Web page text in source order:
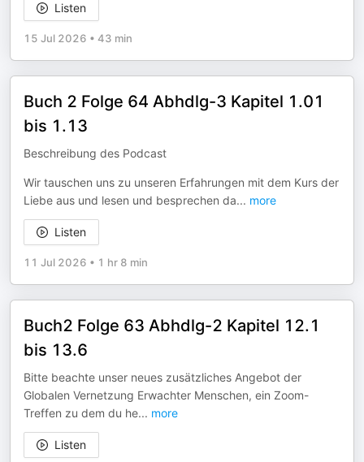
Listen
15 Jul 2026 • 43 min
Buch 2 Folge 64 Abhdlg-3 Kapitel 1.01
bis 1.13
Beschreibung des Podcast
Wir tauschen uns zu unseren Erfahrungen mit dem Kurs der
Liebe aus und lesen und besprechen da... more
Listen
11 Jul 2026 • 1 hr 8 min
Buch2 Folge 63 Abhdlg-2 Kapitel 12.1
bis 13.6
Bitte beachte unser neues zusätzliches Angebot der
Globalen Vernetzung Erwachter Menschen, ein Zoom-
Treffen zu dem du he... more
Listen